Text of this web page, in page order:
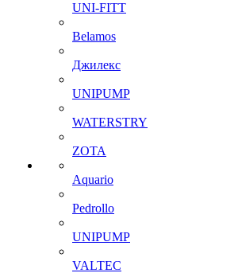
UNI-FITT
Belamos
Джилекс
UNIPUMP
WATERSTRY
ZOTA
Aquario
Pedrollo
UNIPUMP
VALTEC